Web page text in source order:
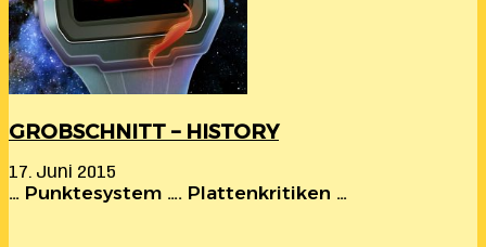
GROBSCHNITT – HISTORY
17. Juni 2015
… Punktesystem …. Plattenkritiken …